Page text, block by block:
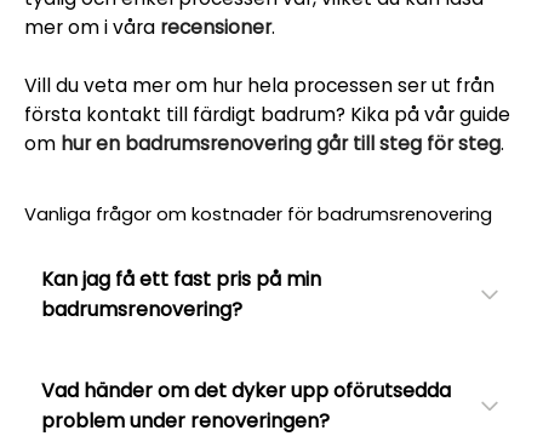
mer om i våra recensioner.
Vill du veta mer om hur hela processen ser ut från
första kontakt till färdigt badrum? Kika på vår guide
om hur en badrumsrenovering går till steg för steg.
Vanliga frågor om kostnader för badrumsrenovering
Kan jag få ett fast pris på min
badrumsrenovering?
Vad händer om det dyker upp oförutsedda
problem under renoveringen?